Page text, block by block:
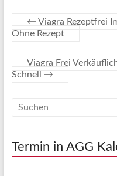
← Viagra Rezeptfrei
Ohne Rezept
Viagra Frei
Schnell →
Termin in AGG